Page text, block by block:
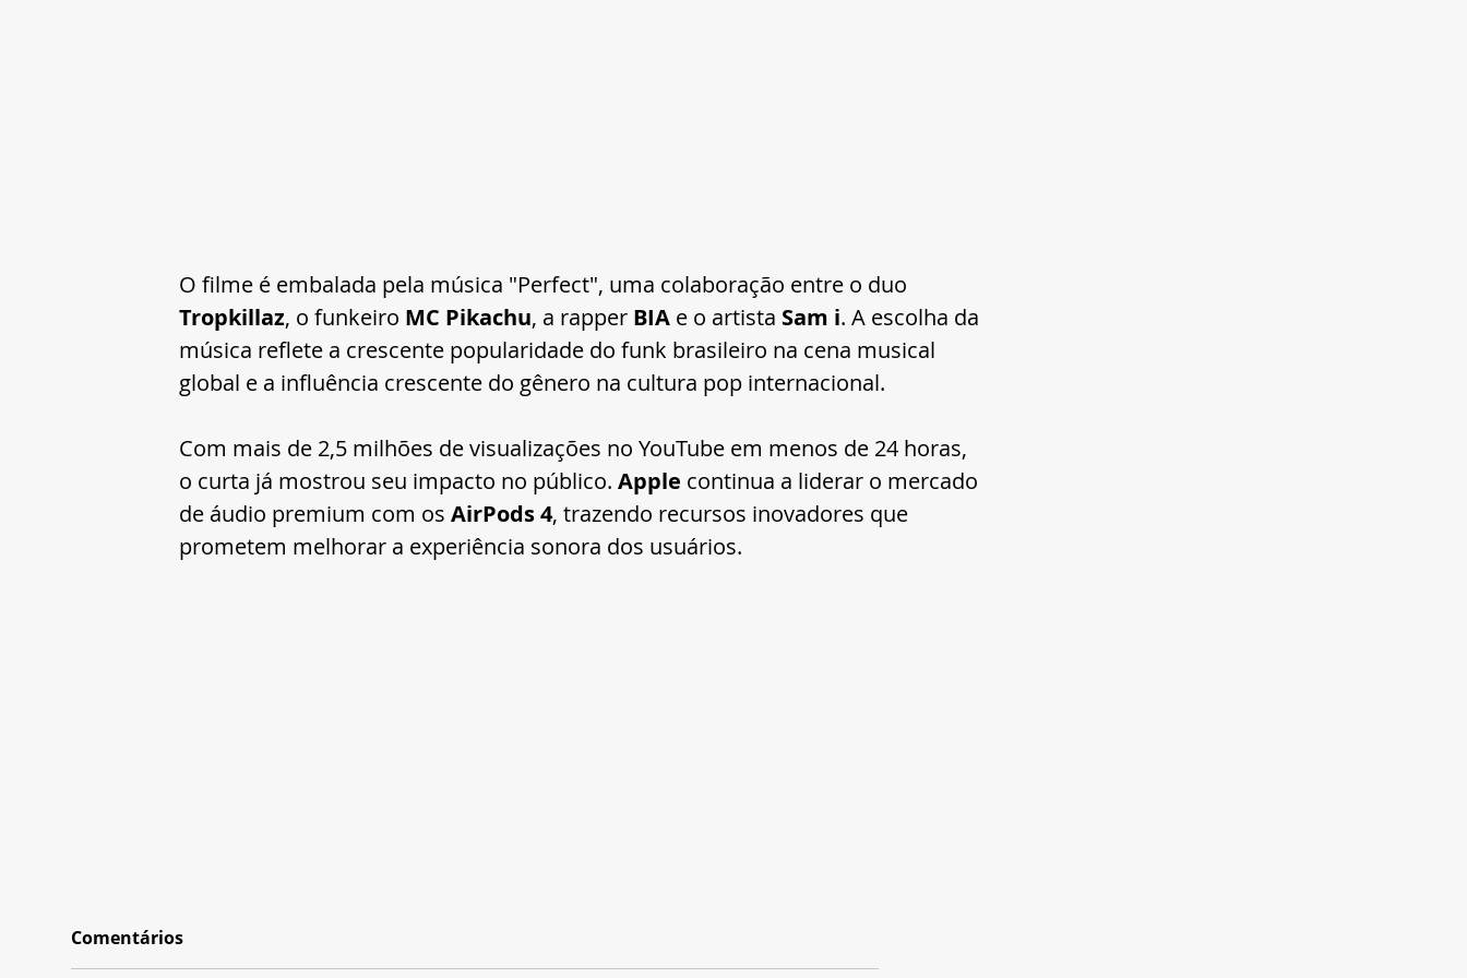
O filme é embalada pela música "Perfect", uma colaboração entre o duo
Tropkillaz, o funkeiro MC Pikachu, a rapper BIA e o artista Sam i. A escolha da
música reflete a crescente popularidade do funk brasileiro na cena musical
global e a influência crescente do gênero na cultura pop internacional.
Com mais de 2,5 milhões de visualizações no YouTube em menos de 24 horas,
o curta já mostrou seu impacto no público. Apple continua a liderar o mercado
de áudio premium com os AirPods 4, trazendo recursos inovadores que
prometem melhorar a experiência sonora dos usuários.
Comentários